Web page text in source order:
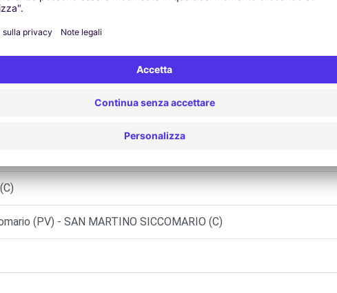
(C)
(PV) - SAN MARTINO SICCOMARIO (C)